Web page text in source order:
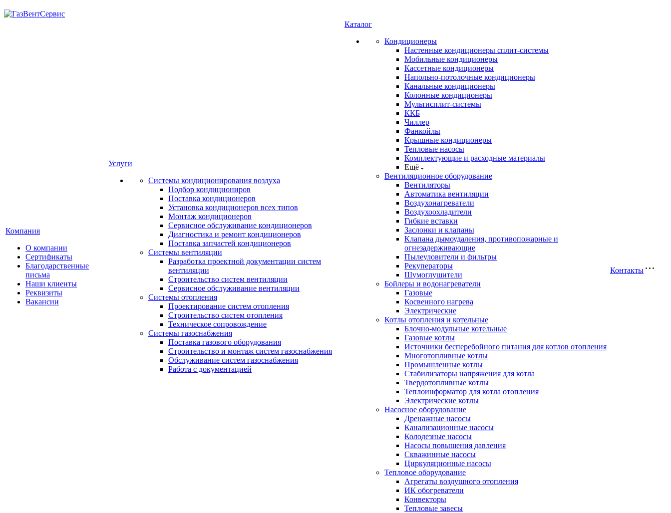
Компания
О компании
Сертификаты
Благодарственные
письма
Наши клиенты
Реквизиты
Вакансии
Услуги
Системы кондиционирования воздуха
Подбор кондициониров
Поставка кондиционеров
Установка кондиционеров всех типов
Монтаж кондиционеров
Сервисное обслуживание кондиционеров
Диагностика и ремонт кондиционеров
Поставка запчастей кондиционеров
Системы вентиляции
Разработка проектной документации систем
вентиляции
Строительство систем вентиляции
Сервисное обслуживание вентиляции
Системы отопления
Проектирование систем отопления
Строительство систем отопления
Техническое сопровождение
Системы газоснабжения
Поставка газового оборудования
Строительство и монтаж систем газоснабжения
Обслуживание систем газоснабжения
Работа с документацией
Каталог
Кондиционеры
Настенные кондиционеры сплит-системы
Мобильные кондиционеры
Кассетные кондиционеры
Напольно-потолочные кондиционеры
Канальные кондиционеры
Колонные кондиционеры
Мультисплит-системы
ККБ
Чиллер
Фанкойлы
Крышные кондиционеры
Тепловые насосы
Комплектующие и расходные материалы
Ещё
Вентиляционное оборудование
Вентиляторы
Автоматика вентиляции
Воздухонагреватели
Воздухоохладители
Гибкие вставки
Заслонки и клапаны
Клапана дымоудаления, противопожарные и
огнезадерживающие
Пылеуловители и фильтры
Рекуператоры
Шумоглушители
Бойлеры и водонагреватели
Газовые
Косвенного нагрева
Электрические
Котлы отопления и котельные
Блочно-модульные котельные
Газовые котлы
Источники бесперебойного питания для котлов отопления
Многотопливные котлы
Промышленные котлы
Стабилизаторы напряжения для котла
Твердотопливные котлы
Теплоинформатор для котла отопления
Электрические котлы
Насосное оборудование
Дренажные насосы
Канализационные насосы
Колодезные насосы
Насосы повышения давления
Скважинные насосы
Циркуляционные насосы
Тепловое оборудование
Агрегаты воздушного отопления
ИК обогреватели
Конвекторы
Тепловые завесы
Контакты